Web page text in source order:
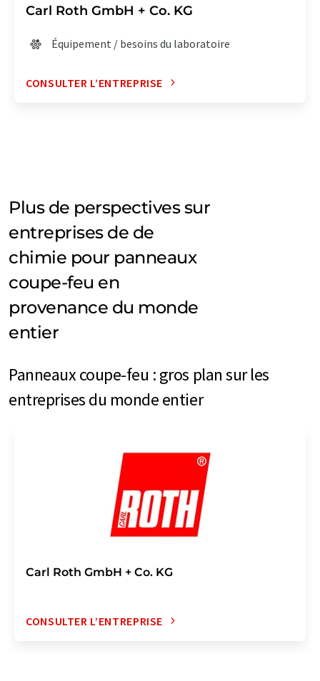
Carl Roth GmbH + Co. KG
Équipement / besoins du laboratoire
CONSULTER L’ENTREPRISE
Plus de perspectives sur
entreprises de de
chimie pour panneaux
coupe-feu en
provenance du monde
entier
Panneaux coupe-feu : gros plan sur les
entreprises du monde entier
Carl Roth GmbH + Co. KG
CONSULTER L’ENTREPRISE